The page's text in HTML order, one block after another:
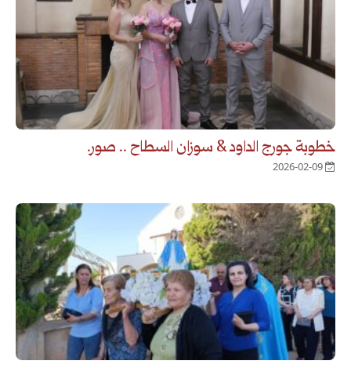
خطوبة جورج الداود & سوزان السطاح .. صور.
2026-02-09